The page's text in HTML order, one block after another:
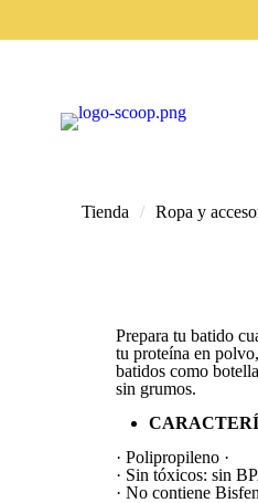
Tienda / Ropa y
Prepara tu batido
tu proteína en
batidos como
sin grumos.
· Polipropileno ·
· Sin tóxicos: sin
· No contiene